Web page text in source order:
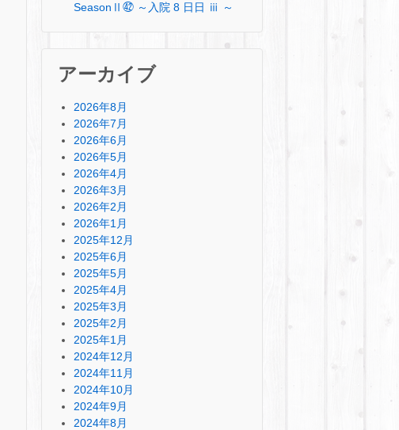
SeasonⅡ㊷ ～入院 8 日日 ⅲ ～
アーカイブ
2026年8月
2026年7月
2026年6月
2026年5月
2026年4月
2026年3月
2026年2月
2026年1月
2025年12月
2025年6月
2025年5月
2025年4月
2025年3月
2025年2月
2025年1月
2024年12月
2024年11月
2024年10月
2024年9月
2024年8月